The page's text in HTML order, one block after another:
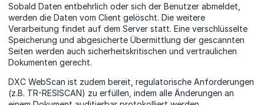
Sobald Daten entbehrlich oder sich der Benutzer abmeldet,
werden die Daten vom Client gelöscht. Die weitere
Verarbeitung findet auf dem Server statt. Eine verschlüsselte
Speicherung und abgesicherte Übermittlung der gescannten
Seiten werden auch sicherheitskritischen und vertraulichen
Dokumenten gerecht.
DXC WebScan ist zudem bereit, regulatorische Anforderungen
(z.B. TR-RESISCAN) zu erfüllen, indem alle Änderungen an